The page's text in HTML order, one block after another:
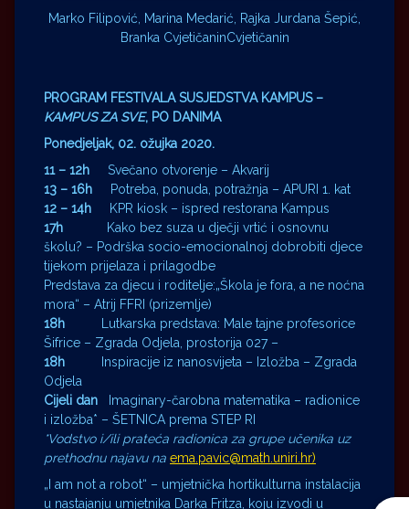
Marko Filipović, Marina Medarić, Rajka Jurdana Šepić,
Branka CvjetičaninCvjetičanin
PROGRAM FESTIVALA SUSJEDSTVA KAMPUS –
KAMPUS ZA SVE, PO DANIMA
Ponedjeljak, 02. ožujka 2020.
11 – 12h Svečano otvorenje – Akvarij
13 – 16h Potreba, ponuda, potražnja – APURI 1. kat
12 – 14h KPR kiosk – ispred restorana Kampus
17h Kako bez suza u dječji vrtić i osnovnu
školu? – Podrška socio-emocionalnoj dobrobiti djece
tijekom prijelaza i prilagodbe
Predstava za djecu i roditelje:„Škola je fora, a ne noćna
mora“ – Atrij FFRI (prizemlje)
18h Lutkarska predstava: Male tajne profesorice
Šifrice – Zgrada Odjela, prostorija 027 –
18h Inspiracije iz nanosvijeta – Izložba – Zgrada
Odjela
Cijeli dan Imaginary-čarobna matematika – radionice
i izložba* – ŠETNICA prema STEP RI
*Vodstvo i/ili prateća radionica za grupe učenika uz
prethodnu najavu na ema.pavic@math.uniri.hr)
„I am not a robot“ – umjetnička hortikulturna instalacija
u nastajanju umjetnika Darka Fritza, koju izvodi u